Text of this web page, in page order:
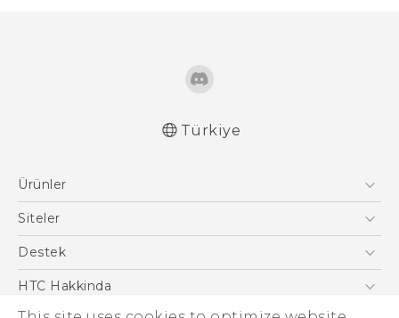
Türkiye
Ürünler
Akıllı Telefonlar
VIVE
Siteler
HTC Dev
Destek
Destek Merkezi
HTC Hakkinda